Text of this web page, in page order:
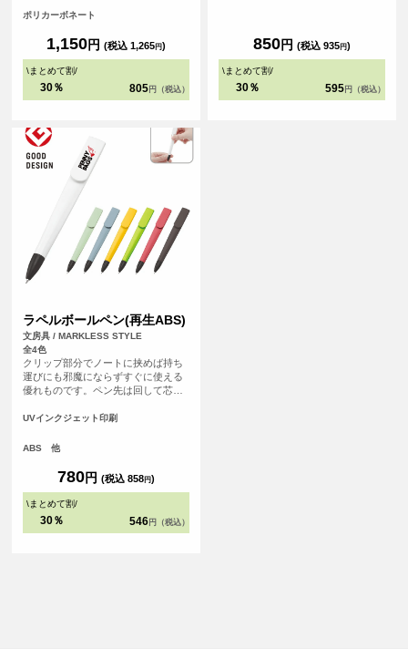
ポリカーボネート
1,150円 (税込 1,265円)
\まとめて割/
30％ 805 円（税込）
るなど展開色が多いからこそ出来る
アレンジが魅力の一つです。
850円 (税込 935円)
\まとめて割/
30％ 595 円（税込）
ラペルボールペン(再生ABS)
文房具 / MARKLESS STYLE
全4色
クリップ部分でノートに挟めば持ち
運びにも邪魔にならずすぐに使える
優れものです。ペン先は回して芯を
ボールペンの径は0.7mm。
UVインクジェット印刷
ABS 他
780円 (税込 858円)
\まとめて割/
30％ 546 円（税込）